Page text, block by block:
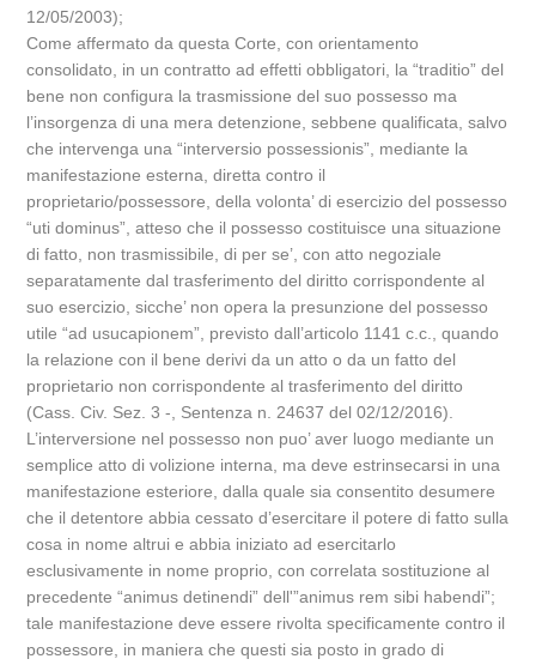
12/05/2003);
Come affermato da questa Corte, con orientamento
consolidato, in un contratto ad effetti obbligatori, la “traditio” del
bene non configura la trasmissione del suo possesso ma
l’insorgenza di una mera detenzione, sebbene qualificata, salvo
che intervenga una “interversio possessionis”, mediante la
manifestazione esterna, diretta contro il
proprietario/possessore, della volonta’ di esercizio del possesso
“uti dominus”, atteso che il possesso costituisce una situazione
di fatto, non trasmissibile, di per se’, con atto negoziale
separatamente dal trasferimento del diritto corrispondente al
suo esercizio, sicche’ non opera la presunzione del possesso
utile “ad usucapionem”, previsto dall’articolo 1141 c.c., quando
la relazione con il bene derivi da un atto o da un fatto del
proprietario non corrispondente al trasferimento del diritto
(Cass. Civ. Sez. 3 -, Sentenza n. 24637 del 02/12/2016).
L’interversione nel possesso non puo’ aver luogo mediante un
semplice atto di volizione interna, ma deve estrinsecarsi in una
manifestazione esteriore, dalla quale sia consentito desumere
che il detentore abbia cessato d’esercitare il potere di fatto sulla
cosa in nome altrui e abbia iniziato ad esercitarlo
esclusivamente in nome proprio, con correlata sostituzione al
precedente “animus detinendi” dell'”animus rem sibi habendi”;
tale manifestazione deve essere rivolta specificamente contro il
possessore, in maniera che questi sia posto in grado di